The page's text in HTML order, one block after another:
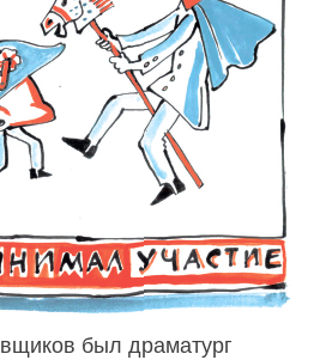
был драматург